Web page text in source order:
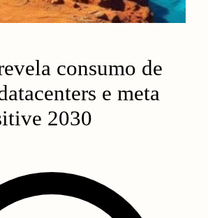
consumo de
e meta
2030